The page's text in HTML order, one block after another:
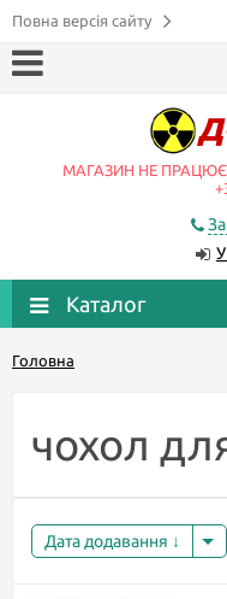
Повна версія сайту
МАГАЗИН НЕ ПРАЦЮЄ.
Каталог
Головна
чохол
Дата додавання